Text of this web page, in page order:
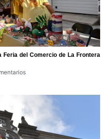
Feria del Comercio de La Frontera